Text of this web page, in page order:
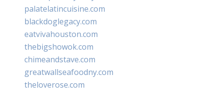
palatelatincuisine.com
blackdoglegacy.com
eatvivahouston.com
thebigshowok.com
chimeandstave.com
greatwallseafoodny.com
theloverose.com